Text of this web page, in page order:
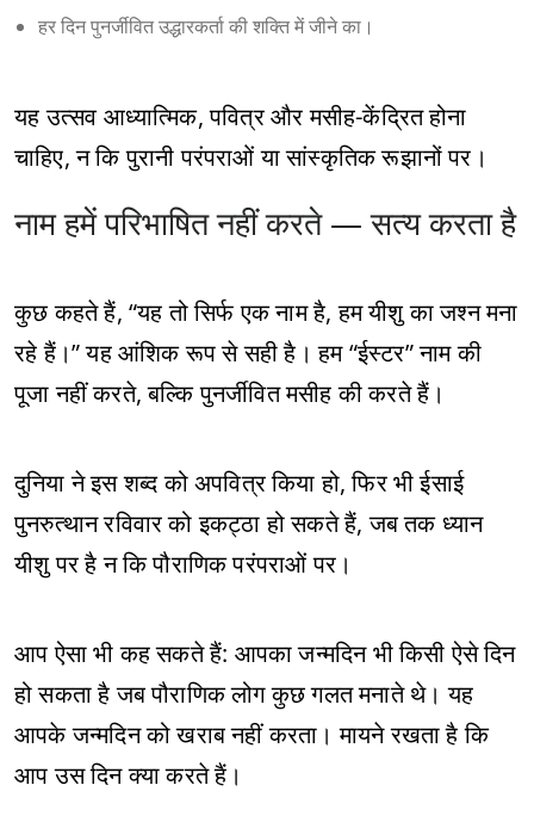
हर दिन पुनर्जीवित उद्धारकर्ता की शक्ति में जीने का।
यह उत्सव आध्यात्मिक, पवित्र और मसीह-केंद्रित होना
चाहिए, न कि पुरानी परंपराओं या सांस्कृतिक रूझानों पर।
नाम हमें परिभाषित नहीं करते — सत्य करता है
कुछ कहते हैं, “यह तो सिर्फ एक नाम है, हम यीशु का जश्न मना
रहे हैं।” यह आंशिक रूप से सही है। हम “ईस्टर” नाम की
पूजा नहीं करते, बल्कि पुनर्जीवित मसीह की करते हैं।
दुनिया ने इस शब्द को अपवित्र किया हो, फिर भी ईसाई
पुनरुत्थान रविवार को इकट्ठा हो सकते हैं, जब तक ध्यान
यीशु पर है न कि पौराणिक परंपराओं पर।
आप ऐसा भी कह सकते हैं: आपका जन्मदिन भी किसी ऐसे दिन
हो सकता है जब पौराणिक लोग कुछ गलत मनाते थे। यह
आपके जन्मदिन को खराब नहीं करता। मायने रखता है कि
आप उस दिन क्या करते हैं।